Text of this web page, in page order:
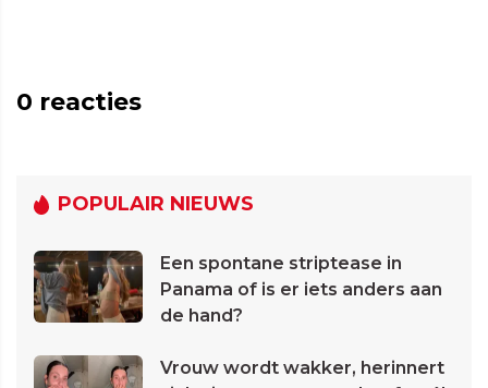
0 reacties
POPULAIR NIEUWS
Een spontane striptease in
Panama of is er iets anders aan
de hand?
Vrouw wordt wakker, herinnert